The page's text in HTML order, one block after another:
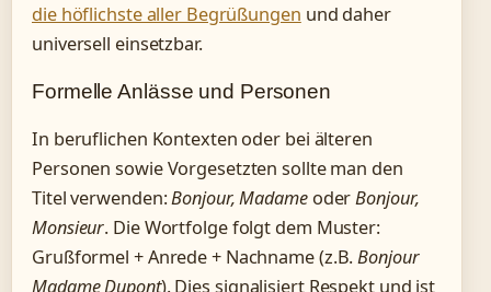
die höflichste aller Begrüßungen und daher
universell einsetzbar.
Formelle Anlässe und Personen
In beruflichen Kontexten oder bei älteren
Personen sowie Vorgesetzten sollte man den
Titel verwenden:Bonjour, MadameoderBonjour,
Monsieur. Die Wortfolge folgt dem Muster:
Grußformel + Anrede + Nachname (z.B.Bonjour
Madame Dupont). Dies signalisiert Respekt und ist